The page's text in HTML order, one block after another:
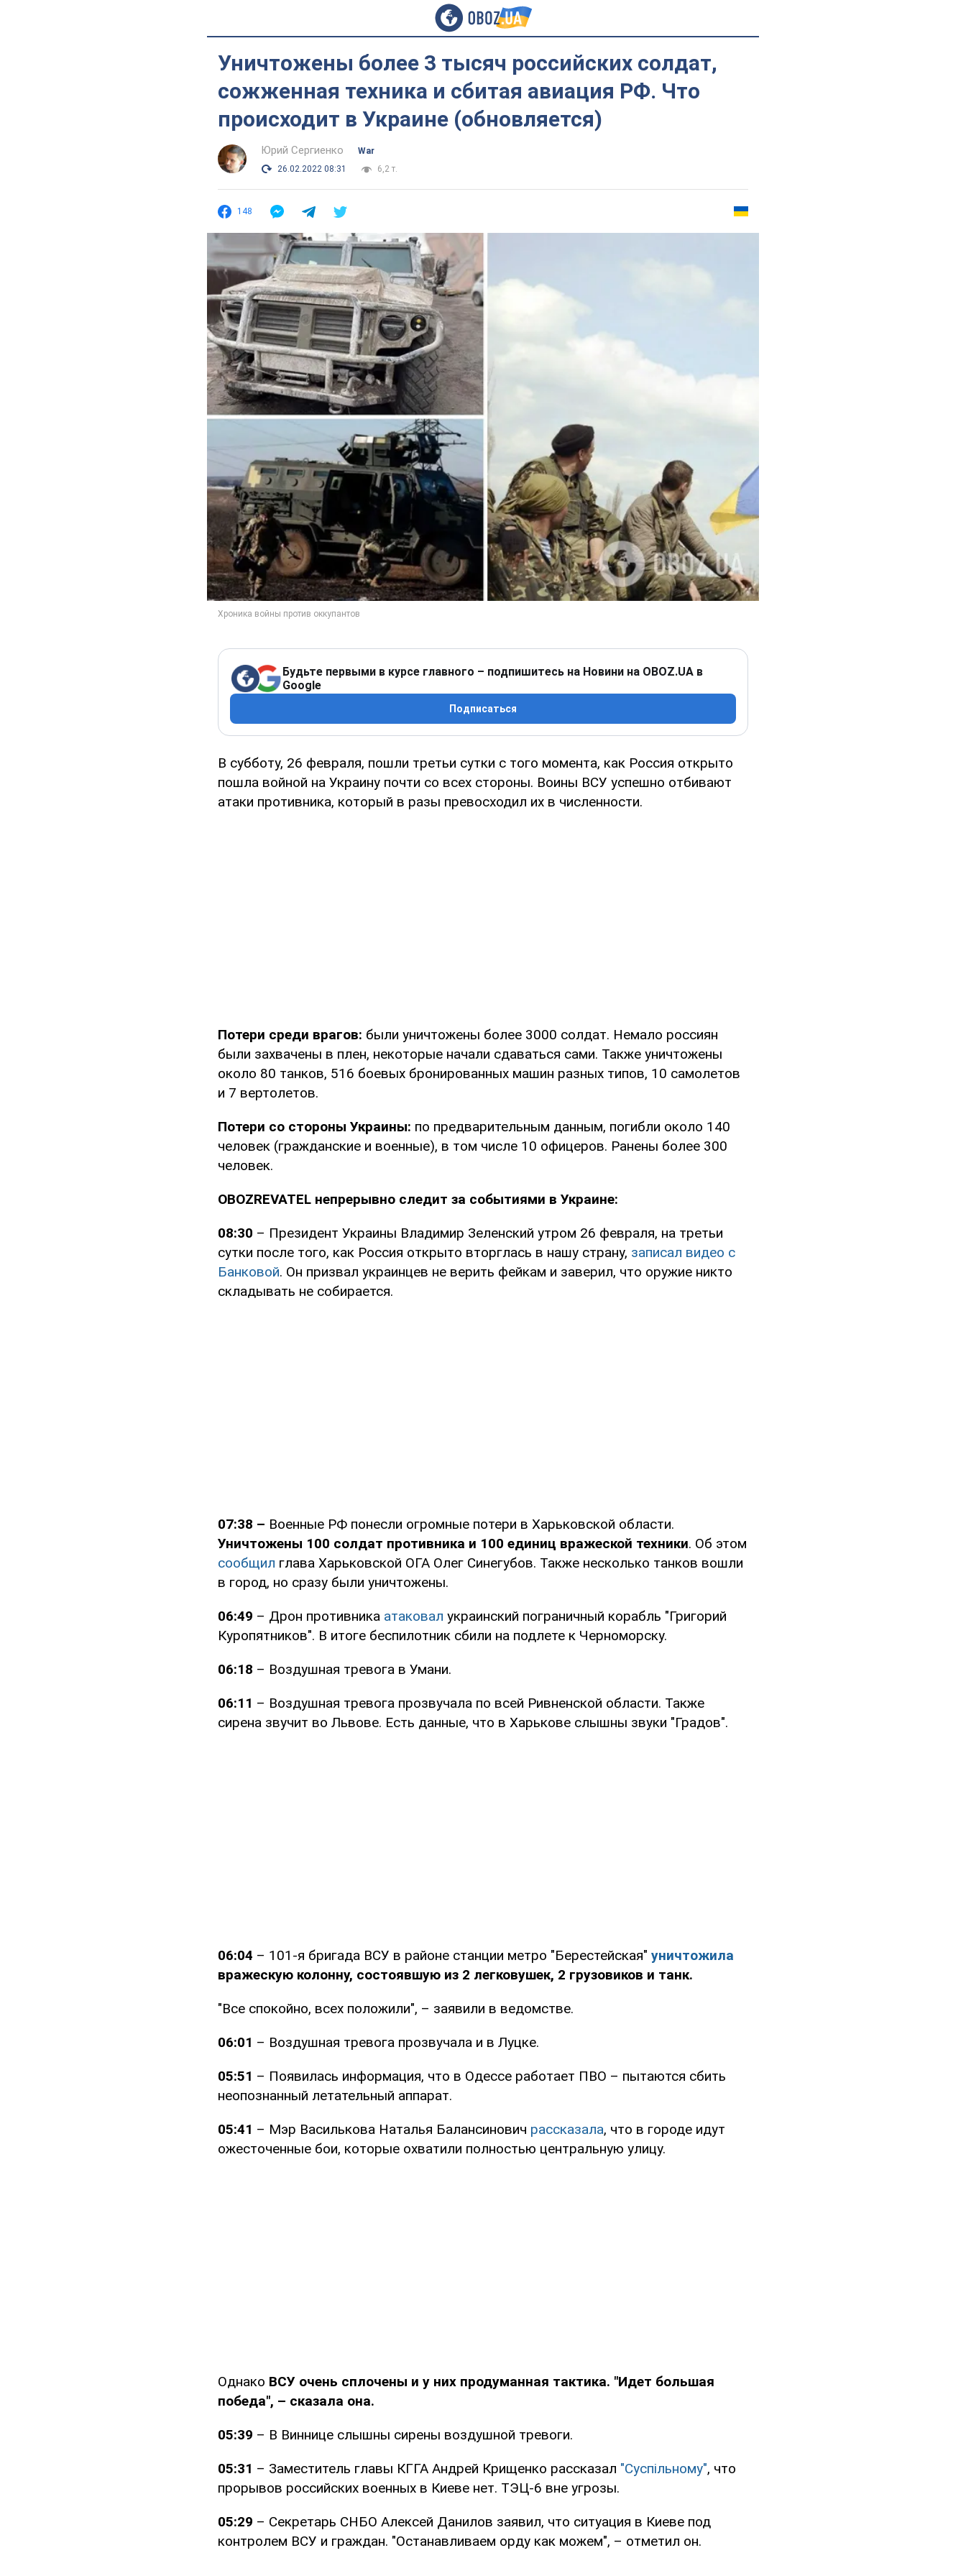
Уничтожены более 3 тысяч российских солдат,
сожженная техника и сбитая авиация РФ. Что
происходит в Украине (обновляется)
Юрий Сергиенко
War
26.02.2022 08:31
6,2 т.
148
Будьте первыми в курсе главного – подпишитесь на Новини на OBOZ.UA в
Google
Подписаться
В субботу, 26 февраля, пошли третьи сутки с того момента, как Россия открыто
пошла войной на Украину почти со всех стороны. Воины ВСУ успешно отбивают
атаки противника, который в разы превосходил их в численности.
Потери среди врагов: были уничтожены более 3000 солдат. Немало россиян
были захвачены в плен, некоторые начали сдаваться сами. Также уничтожены
около 80 танков, 516 боевых бронированных машин разных типов, 10 самолетов
и 7 вертолетов.
Потери со стороны Украины: по предварительным данным, погибли около 140
человек (гражданские и военные), в том числе 10 офицеров. Ранены более 300
человек.
OBOZREVATEL непрерывно следит за событиями в Украине:
08:30 – Президент Украины Владимир Зеленский утром 26 февраля, на третьи
сутки после того, как Россия открыто вторглась в нашу страну, записал видео с
Банковой. Он призвал украинцев не верить фейкам и заверил, что оружие никто
складывать не собирается.
07:38 – Военные РФ понесли огромные потери в Харьковской области.
Уничтожены 100 солдат противника и 100 единиц вражеской техники. Об этом
сообщил глава Харьковской ОГА Олег Синегубов. Также несколько танков вошли
в город, но сразу были уничтожены.
06:49 – Дрон противника атаковал украинский пограничный корабль "Григорий
Куропятников". В итоге беспилотник сбили на подлете к Черноморску.
06:18 – Воздушная тревога в Умани.
06:11 – Воздушная тревога прозвучала по всей Ривненской области. Также
сирена звучит во Львове. Есть данные, что в Харькове слышны звуки "Градов".
06:04 – 101-я бригада ВСУ в районе станции метро "Берестейская" уничтожила
вражескую колонну, состоявшую из 2 легковушек, 2 грузовиков и танк.
"Все спокойно, всех положили", – заявили в ведомстве.
06:01 – Воздушная тревога прозвучала и в Луцке.
05:51 – Появилась информация, что в Одессе работает ПВО – пытаются сбить
неопознанный летательный аппарат.
05:41 – Мэр Василькова Наталья Балансинович рассказала, что в городе идут
ожесточенные бои, которые охватили полностью центральную улицу.
Однако ВСУ очень сплочены и у них продуманная тактика. "Идет большая
победа", – сказала она.
05:39 – В Виннице слышны сирены воздушной тревоги.
05:31 – Заместитель главы КГГА Андрей Крищенко рассказал "Суспільному", что
прорывов российских военных в Киеве нет. ТЭЦ-6 вне угрозы.
05:29 – Секретарь СНБО Алексей Данилов заявил, что ситуация в Киеве под
контролем ВСУ и граждан. "Останавливаем орду как можем", – отметил он.